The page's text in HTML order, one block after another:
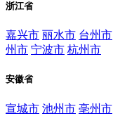
浙江省
嘉兴市 丽水市 台州市
州市 宁波市 杭州市
安徽省
宣城市 池州市 亳州市